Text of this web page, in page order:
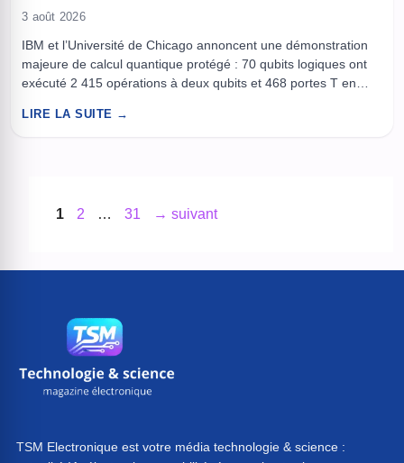
3 août 2026
IBM et l’Université de Chicago annoncent une démonstration
majeure de calcul quantique protégé : 70 qubits logiques ont
exécuté 2 415 opérations à deux qubits et 468 portes T en
détecter les erreurs pendant le calcul, réduisant les taux
LIRE LA SUITE →
Page
1 Page
2 … Page
31 → suivant
TSM Electronique est votre média technologie & science :